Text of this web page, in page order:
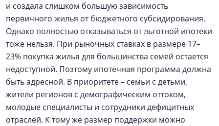
и создала слишком большую зависимость
первичного жилья от бюджетного субсидирования.
Однако полностью отказываться от льготной ипотеки
тоже нельзя. При рыночных ставках в размере 17–
23% покупка жилья для большинства семей остается
недоступной. Поэтому ипотечная программа должна
быть адресной. В приоритете – семьи с детьми,
жители регионов с демографическим оттоком,
молодые специалисты и сотрудники дефицитных
отраслей. К тому же размер поддержки можно